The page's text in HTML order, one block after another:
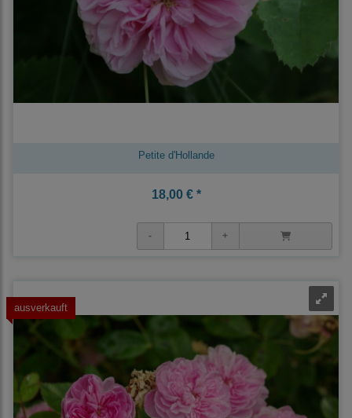
Petite d'Hollande
18,00 € *
ausverkauft